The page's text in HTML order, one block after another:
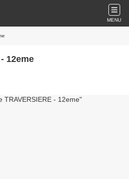
MENU
12eme